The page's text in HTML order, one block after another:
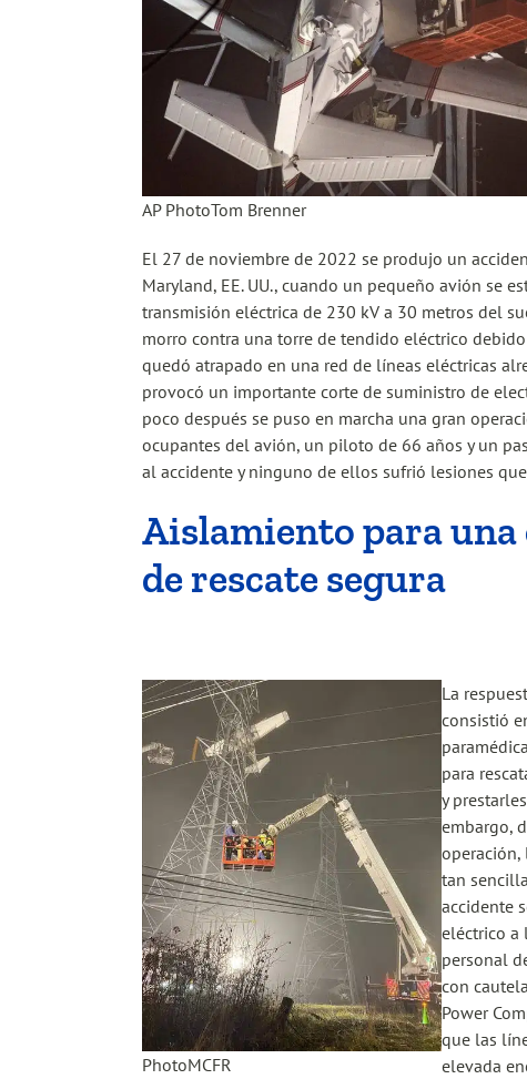
AP PhotoTom Brenner
El 27 de noviembre de 2022 se produjo un
Maryland, EE. UU., cuando un pequeño avión se
transmisión eléctrica de 230 kV a 30 metros del
morro contra una torre de tendido eléctrico
quedó atrapado en una red de líneas eléctricas
provocó un importante corte de suministro de
poco después se puso en marcha una gran
ocupantes del avión, un piloto de 66 años y un
al accidente y ninguno de ellos sufrió lesiones
Aislamiento para
de rescate segura
PhotoMCFR
La
consistió
para
y
embargo,
operación,
tan
accidente
eléctrico a
personal
con
Power
que las
elevada